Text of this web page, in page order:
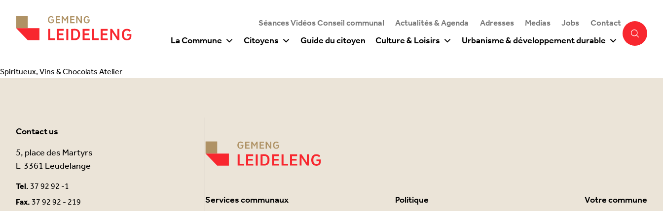
Séances Vidéos Conseil communal Actualités & Agenda Adresses Medias Jobs Contact
La Commune Citoyens Guide du citoyen Culture & Loisirs Urbanisme & développement durable
Spiritueux, Vins & Chocolats Atelier
Contact us
5, place des Martyrs
L-3361 Leudelange
Tel.37 92 92 -1
Fax.37 92 92 - 219 Services communaux Politique Votre commune